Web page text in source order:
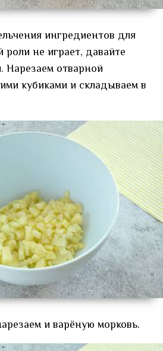
ингредиентов для
роли не играет, давайте
Нарезаем отварной
кубиками и складываем в
и варёную морковь.